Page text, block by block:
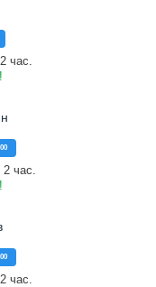
час.
2 час.
час.